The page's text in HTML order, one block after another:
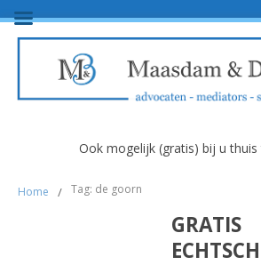
Ook mogelijk (gratis) bij u
Home / Tag: de goorn
GRATIS